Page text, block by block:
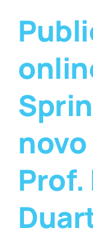
Prof.